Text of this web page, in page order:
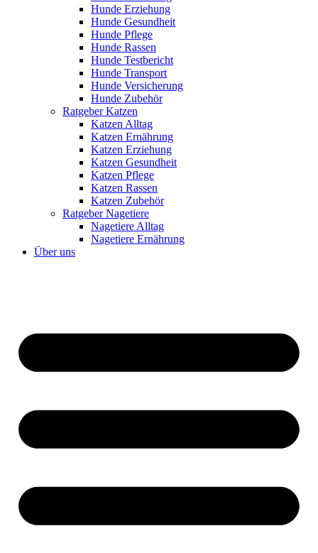
Hunde Erziehung
Hunde Gesundheit
Hunde Pflege
Hunde Rassen
Hunde Testbericht
Hunde Transport
Hunde Versicherung
Hunde Zubehör
Ratgeber Katzen
Katzen Alltag
Katzen Ernährung
Katzen Erziehung
Katzen Gesundheit
Katzen Pflege
Katzen Rassen
Katzen Zubehör
Ratgeber Nagetiere
Nagetiere Alltag
Nagetiere Ernährung
Über uns